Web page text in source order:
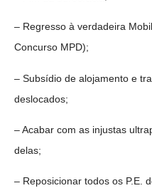
– Regresso à verdadeira
Concurso MPD);
– Subsídio de alojamento e
deslocados;
– Acabar com as injustas
delas;
– Reposicionar todos os P.E.